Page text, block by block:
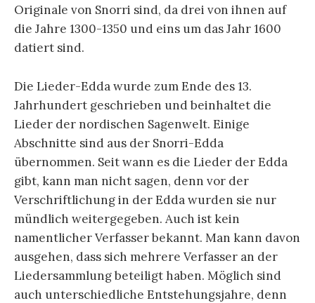
Originale von Snorri sind, da drei von ihnen auf
die Jahre 1300-1350 und eins um das Jahr 1600
datiert sind.
Die Lieder-Edda wurde zum Ende des 13.
Jahrhundert geschrieben und beinhaltet die
Lieder der nordischen Sagenwelt. Einige
Abschnitte sind aus der Snorri-Edda
übernommen. Seit wann es die Lieder der Edda
gibt, kann man nicht sagen, denn vor der
Verschriftlichung in der Edda wurden sie nur
mündlich weitergegeben. Auch ist kein
namentlicher Verfasser bekannt. Man kann davon
ausgehen, dass sich mehrere Verfasser an der
Liedersammlung beteiligt haben. Möglich sind
auch unterschiedliche Entstehungsjahre, denn